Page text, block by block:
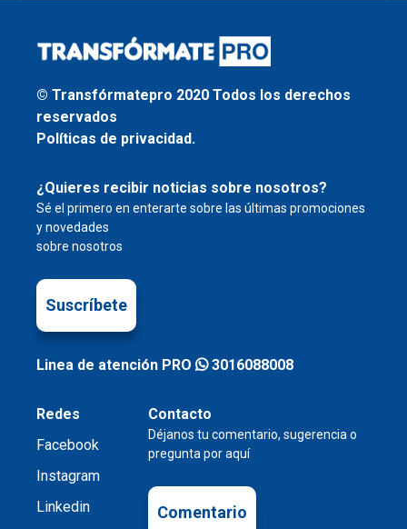
© Transfórmatepro 2020 Todos los derechos
reservados
Políticas de privacidad.
¿Quieres recibir noticias sobre nosotros?
Sé el primero en enterarte sobre las últimas promociones
y novedades
sobre nosotros
Suscríbete
Linea de atención PRO 3016088008
Redes
Facebook
Instagram
Linkedin
Contacto
Déjanos tu comentario, sugerencia o
pregunta por aquí
Comentario